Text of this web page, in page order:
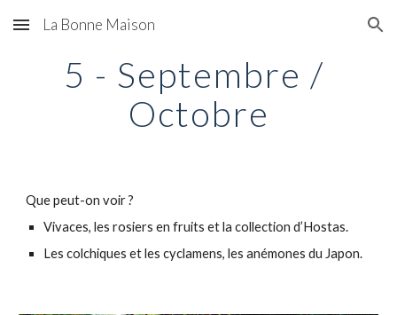
Skip to main content Skip to navigation
La Bonne Maison
5 - Septembre /
Octobre
Que peut-on voir ?
Vivaces, les rosiers en fruits et la collection d’Hostas.
Les colchiques et les cyclamens, les anémones du Japon.